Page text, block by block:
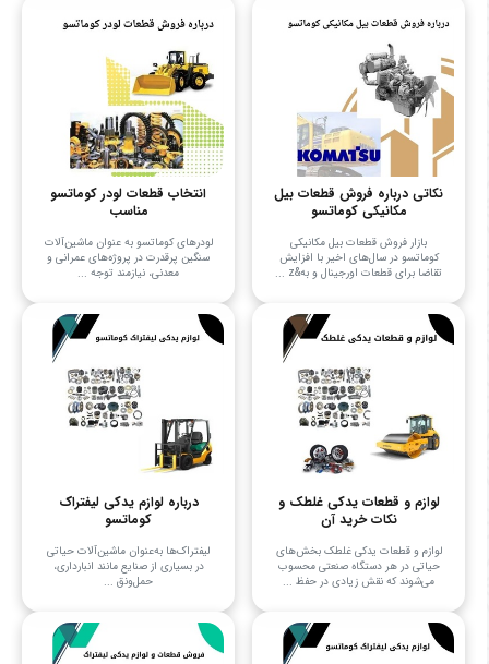
نکاتی درباره فروش قطعات بیل
مکانیکی کوماتسو
بازار فروش قطعات بیل مکانیکی
کوماتسو در سال‌های اخیر با افزایش
تقاضا برای قطعات اورجینال و به&z ...
انتخاب قطعات لودر کوماتسو
مناسب
لودرهای کوماتسو به عنوان ماشین‌آلات
سنگین پرقدرت در پروژه‌های عمرانی و
معدنی، نیازمند توجه ...
لوازم و قطعات یدکی غلطک و
نکات خرید آن
لوازم و قطعات یدکی غلطک بخش‌های
حیاتی در هر دستگاه صنعتی محسوب
می‌شوند که نقش زیادی در حفظ ...
درباره لوازم یدکی لیفتراک
کوماتسو
لیفتراک‌ها به‌عنوان ماشین‌آلات حیاتی
در بسیاری از صنایع مانند انبارداری،
حمل‌ونق ...